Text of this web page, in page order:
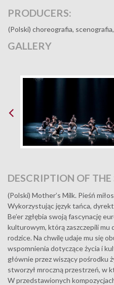
PRODUCERS:
(Polski) choreografia,
GALLERY
DESCRIPTION OF
(Polski) Mother’s Milk. Pieśń
Wykorzystując język tańca,
Be’er zgłębia swoją fascynację
kulturowym, którą zaszczepili mu
rodzice. Na chwilę udaje mu się
wspomnienia dotyczące życia i
głównie przez wiszący pośrodku
stworzył mroczną przestrzeń, w
W przedstawionych